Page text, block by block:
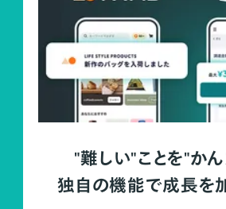
"難しい"ことを"か
独自の機能で成長を